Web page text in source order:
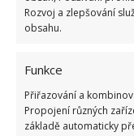
Rozvoj a zlepšování
obsahu.
Funkce
Přiřazování a
Propojení různých
základě automaticky